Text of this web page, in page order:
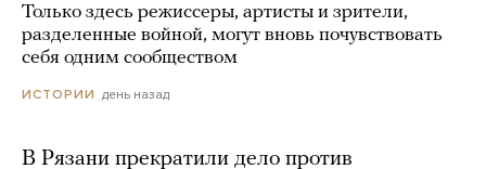
Только здесь режиссеры, артисты и зрители,
разделенные войной, могут вновь почувствовать
себя одним сообществом
ИСТОРИИ день назад
В Рязани прекратили дело против